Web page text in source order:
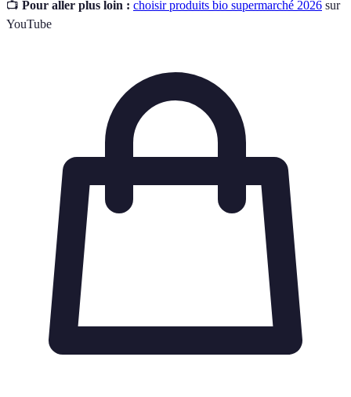
📺 Pour aller plus loin : choisir produits bio supermarché 2026 sur
YouTube